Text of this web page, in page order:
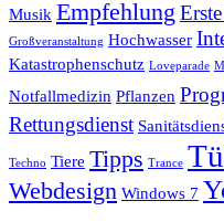
Musik Empfehlung
Großveranstaltung Hochwasser
Katastrophenschutz Loveparade
Notfallmedizin Pflanzen
Rettungsdienst
Techno Tiere Tipps Trance
Webdesign Windows 7